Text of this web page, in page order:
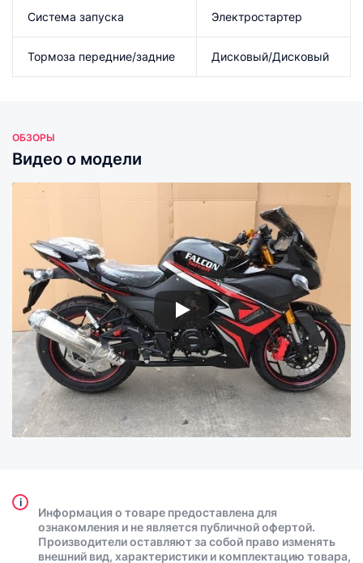
Система запуска Электростартер
Тормоза передние/задние Дисковый/Дисковый
ОБЗОРЫ
Видео о модели
i
Информация о товаре предоставлена для
ознакомления и не является публичной офертой.
Производители оставляют за собой право изменять
внешний вид, характеристики и комплектацию товара,